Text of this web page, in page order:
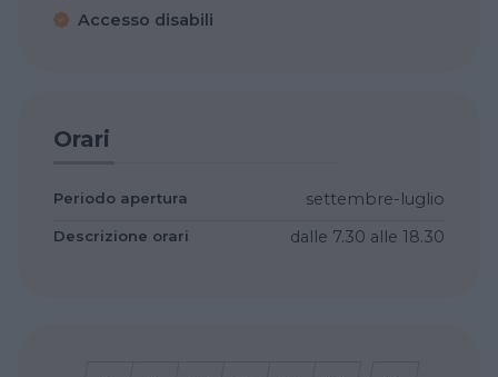
Accesso disabili
Orari
Periodo apertura settembre-luglio
Descrizione orari dalle 7.30 alle 18.30